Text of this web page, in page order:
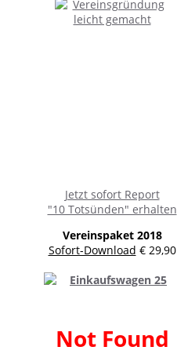
Jetzt sofort Report
"10 Totsünden" erhalten
Vereinspaket 2018
Sofort-Download € 29,90
Not Found